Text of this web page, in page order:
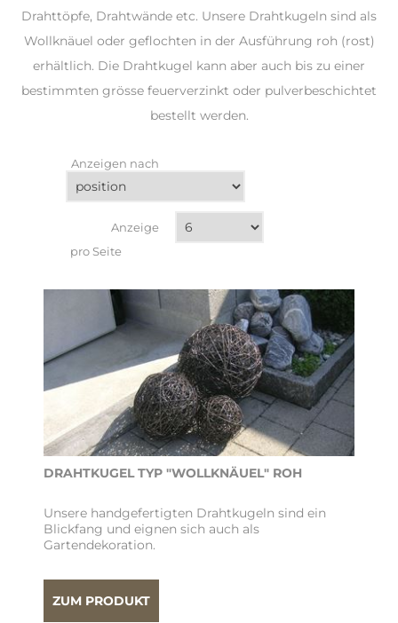
Drahttöpfe, Drahtwände etc. Unsere Drahtkugeln sind als
Wollknäuel oder geflochten in der Ausführung roh (rost)
erhältlich. Die Drahtkugel kann aber auch bis zu einer
bestimmten grösse feuerverzinkt oder pulverbeschichtet
bestellt werden.
Anzeigen nach
Anzeige
pro Seite
DRAHTKUGEL TYP "WOLLKNÄUEL" ROH
Unsere handgefertigten Drahtkugeln sind ein
Blickfang und eignen sich auch als
Gartendekoration.
ZUM PRODUKT